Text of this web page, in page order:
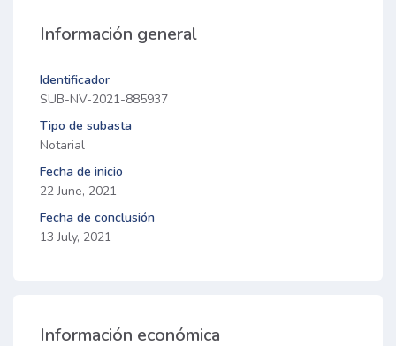
Información general
Identificador
SUB-NV-2021-885937
Tipo de subasta
Notarial
Fecha de inicio
22 June, 2021
Fecha de conclusión
13 July, 2021
Información económica